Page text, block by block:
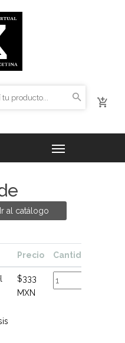
Ir al catálogo
Precio Cantidad
$333
MXN